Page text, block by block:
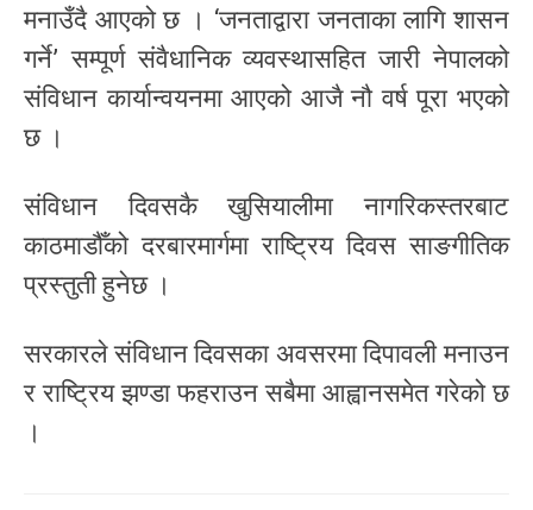
मनाउँदै आएको छ । ‘जनताद्वारा जनताका लागि शासन
गर्ने’ सम्पूर्ण संवैधानिक व्यवस्थासहित जारी नेपालको
संविधान कार्यान्वयनमा आएको आजै नौ वर्ष पूरा भएको
छ ।
संविधान दिवसकै खुसियालीमा नागरिकस्तरबाट
काठमाडौँको दरबारमार्गमा राष्ट्रिय दिवस साङगीतिक
प्रस्तुती हुनेछ ।
सरकारले संविधान दिवसका अवसरमा दिपावली मनाउन
र राष्ट्रिय झण्डा फहराउन सबैमा आह्वानसमेत गरेको छ
।